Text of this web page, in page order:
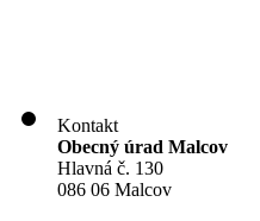
Kontakt
Obecný úrad Malcov
Hlavná č. 130
086 06 Malcov